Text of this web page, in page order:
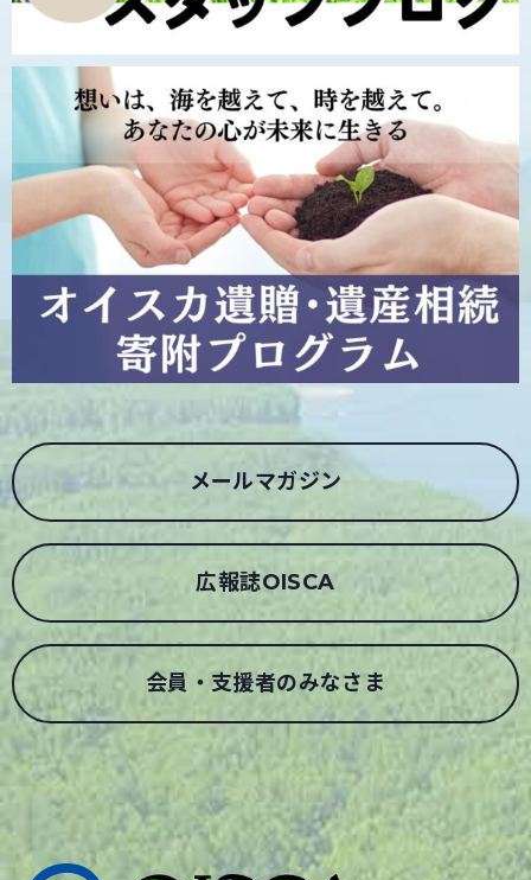
メールマガジン
広報誌OISCA
会員・支援者のみなさま